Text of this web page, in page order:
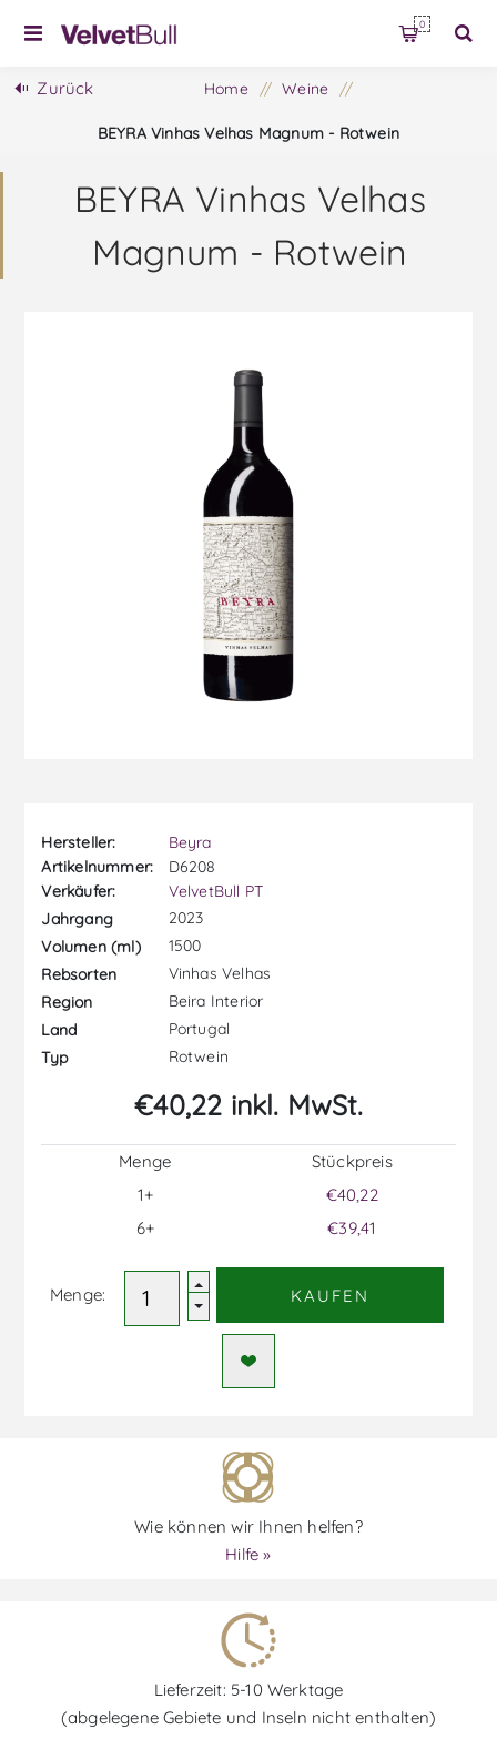
0
Zurück Home / Weine /
BEYRA Vinhas Velhas Magnum - Rotwein
BEYRA Vinhas Velhas
Magnum - Rotwein
Hersteller:
Beyra
Artikelnummer:
D6208
Verkäufer:
VelvetBull PT
Jahrgang
2023
Volumen (ml)
1500
Rebsorten
Vinhas Velhas
Region
Beira Interior
Land
Portugal
Typ
Rotwein
€40,22 inkl. MwSt.
Menge
1+
6+
Stückpreis
€40,22
€39,41
Menge: KAUFEN
Wie können wir Ihnen helfen?
Hilfe »
Lieferzeit: 5-10 Werktage
(abgelegene Gebiete und Inseln nicht enthalten)